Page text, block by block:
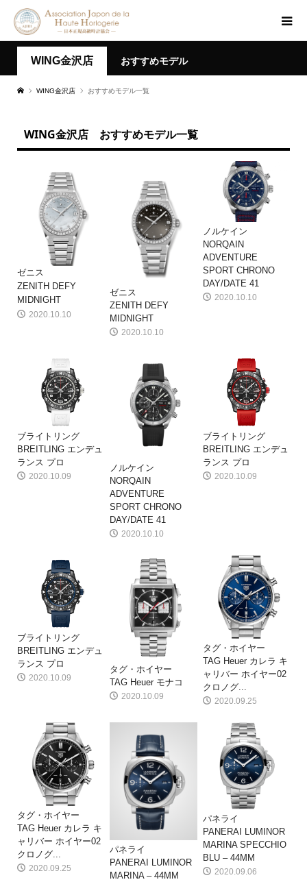
WING金沢店 おすすめモデル
WING金沢店 おすすめモデル一覧
WING金沢店 おすすめモデル一覧
ゼニス
ZENITH DEFY
MIDNIGHT
2020.10.10
ゼニス
ZENITH DEFY
MIDNIGHT
2020.10.10
ノルケイン
NORQAIN
ADVENTURE
SPORT CHRONO
DAY/DATE 41
2020.10.10
ブライトリング
BREITLING エンデュ
ランス プロ
2020.10.09
ノルケイン
NORQAIN
ADVENTURE
SPORT CHRONO
DAY/DATE 41
2020.10.10
ブライトリング
BREITLING エンデュ
ランス プロ
2020.10.09
ブライトリング
BREITLING エンデュ
ランス プロ
2020.10.09
タグ・ホイヤー
TAG Heuer モナコ
2020.10.09
タグ・ホイヤー
TAG Heuer カレラ キ
ャリバー ホイヤー02
クロノグ...
2020.09.25
タグ・ホイヤー
TAG Heuer カレラ キ
ャリバー ホイヤー02
クロノグ...
2020.09.25
パネライ
PANERAI LUMINOR
MARINA – 44MM
パネライ
PANERAI LUMINOR
MARINA SPECCHIO
BLU – 44MM
2020.09.06